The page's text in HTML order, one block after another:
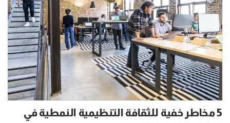
5 مخاطر خفية للثقافة التنظيمية النمطية في